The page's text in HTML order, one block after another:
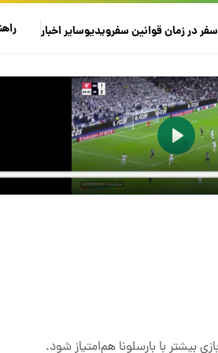
سفر در زمانقوانین سفرویدیوسایراخبار